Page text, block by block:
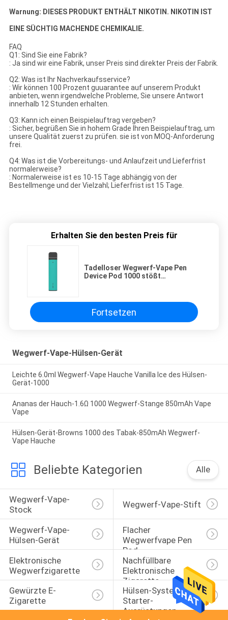
Warnung: DIESES PRODUKT ENTHÄLT NIKOTIN. NIKOTIN IST
EINE SÜCHTIG MACHENDE CHEMIKALIE.
FAQ
Q1: Sind Sie eine Fabrik?
: Ja sind wir eine Fabrik, unser Preis sind direkter Preis der Fabrik.
Q2: Was ist Ihr Nachverkaufsservice?
: Wir können 100 Prozent guuarantee auf unserem Produkt
anbieten, wenn irgendwelche Probleme, Sie unsere Antwort
innerhalb 12 Stunden erhalten.
Q3: Kann ich einen Beispielauftrag vergeben?
: Sicher, begrüßen Sie in hohem Grade Ihren Beispielauftrag, um
unsere Qualität zuerst zu prüfen. sie ist von MOQ-Anforderung
frei.
Q4: Was ist die Vorbereitungs- und Anlaufzeit und Lieferfrist
normalerweise?
: Normalerweise ist es 10-15 Tage abhängig von der
Bestellmenge und der Vielzahl; Lieferfrist ist 15 Tage.
Erhalten Sie den besten Preis für
Tadelloser Wegwerf-Vape Pen
Device Pod 1000 stößt
Fortsetzen
Wegwerf-Vape-Hülsen-Gerät
Leichte 6.0ml Wegwerf-Vape Hauche Vanilla Ice des Hülsen-
Gerät-1000
Ananas der Hauch-1.6Ω 1000 Wegwerf-Stange 850mAh Vape
Vape
Hülsen-Gerät-Browns 1000 des Tabak-850mAh Wegwerf-
Vape Hauche
Beliebte Kategorien Alle
Wegwerf-Vape-
Stock
Wegwerf-Vape-Stift
Wegwerf-Vape-
Hülsen-Gerät
Flacher
Wegwerfvape Pen
Pod
Elektronische
Wegwerfzigarette
Nachfüllbare
Elektronische
Zigarette
Gewürzte E-
Zigarette
Hülsen-System-
Starter-
Ausrüstungen